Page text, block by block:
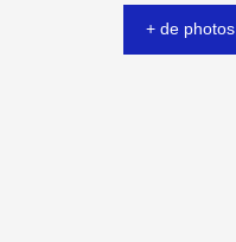
+ de photos